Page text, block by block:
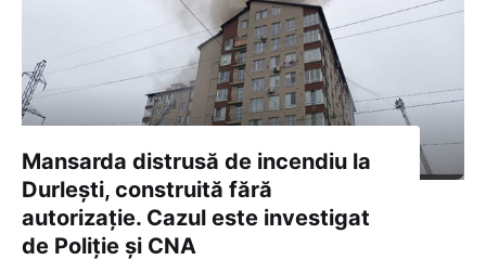
Mansarda distrusă de incendiu la
Durlești, construită fără
autorizație. Cazul este investigat
de Poliție și CNA